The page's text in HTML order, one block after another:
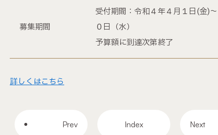
募集期間
受付期間：令和４年４月１日(金)
０日（水）
予算額に到達次第終了
詳しくはこちら
Prev Index Next